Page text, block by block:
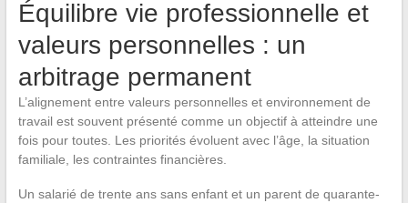
Équilibre vie professionnelle et
valeurs personnelles : un
arbitrage permanent
L’alignement entre valeurs personnelles et environnement de
travail est souvent présenté comme un objectif à atteindre une
fois pour toutes. Les priorités évoluent avec l’âge, la situation
familiale, les contraintes financières.
Un salarié de trente ans sans enfant et un parent de quarante-